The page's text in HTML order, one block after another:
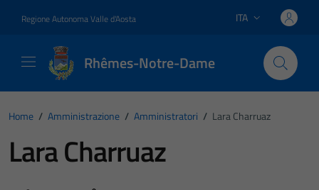
Regione Autonoma Valle d'Aosta Lingua attiva:
ITA
Rhêmes-Notre-Dame
Home / Amministrazione / Amministratori / Lara Charruaz
Lara Charruaz